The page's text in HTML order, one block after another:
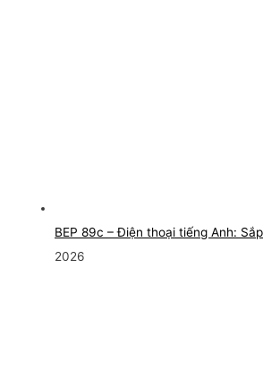
BEP 89c – Điện thoại tiếng Anh:
2026